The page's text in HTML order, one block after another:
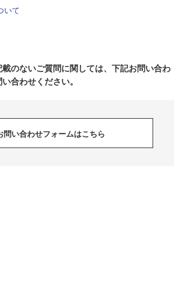
いて
のないご質問に関しては、下記お問い合わ
合わせください。
問い合わせフォームはこちら